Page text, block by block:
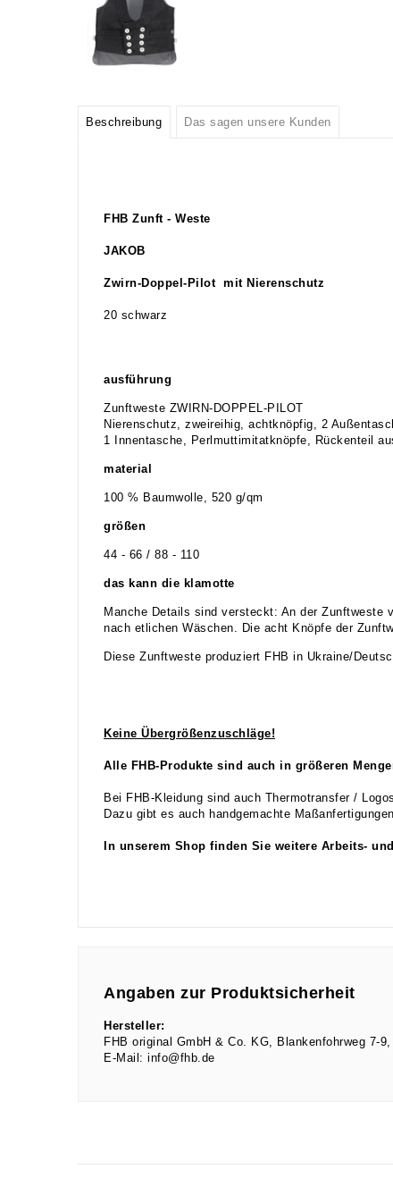
Beschreibung Das sagen unsere Kunden
FHB Zunft - Weste
JAKOB
Zwirn-Doppel-Pilot mit Nierenschutz
20 schwarz
ausführung
Zunftweste ZWIRN-DOPPEL-PILOT
Nierenschutz, zweireihig, achtknöpfig, 2
1 Innentasche, Perlmuttimitatknöpfe, Rückenteil
material
100 % Baumwolle, 520 g/qm
größen
44 - 66 / 88 - 110
das kann die klamotte
Manche Details sind versteckt: An der Zunftweste
nach etlichen Wäschen. Die acht Knöpfe der
Diese Zunftweste produziert FHB in Ukraine/
Keine Übergrößenzuschläge!
Alle FHB-Produkte sind auch in größeren
Bei FHB-Kleidung sind auch Thermotransfer /
Dazu gibt es auch handgemachte
In unserem Shop finden Sie weitere Arbeits-
Angaben zur Produktsicherheit
Hersteller:
FHB original GmbH & Co. KG
Blankenfohrweg 7-9
E-Mail: info@fhb.de